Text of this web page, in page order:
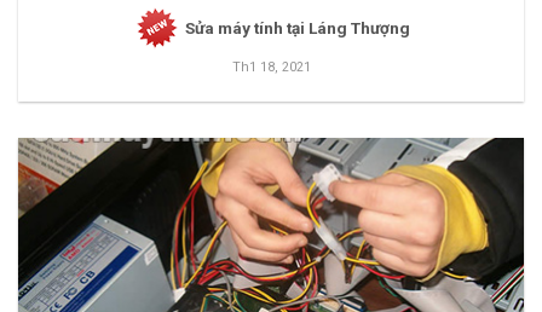
Sửa máy tính tại Láng Thượng
Th1 18, 2021